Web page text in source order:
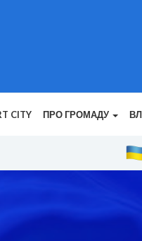
CITY ПРО ГРОМАДУ